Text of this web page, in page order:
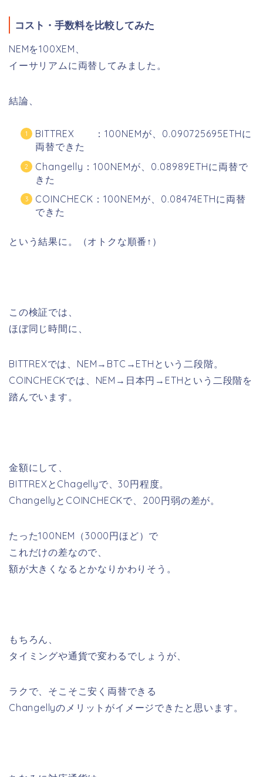
コスト・手数料を比較してみた
NEMを100XEM、
イーサリアムに両替してみました。
結論、
BITTREX ：100NEMが、0.090725695ETHに
両替できた
Changelly：100NEMが、0.08989ETHに両替で
きた
COINCHECK：100NEMが、0.08474ETHに両替
できた
という結果に。（オトクな順番↑）
この検証では、
ほぼ同じ時間に、
BITTREXでは、NEM→BTC→ETHという二段階。
COINCHECKでは、NEM→日本円→ETHという二段階を
踏んでいます。
金額にして、
BITTREXとChagellyで、30円程度。
ChangellyとCOINCHECKで、200円弱の差が。
たった100NEM（3000円ほど）で
これだけの差なので、
額が大きくなるとかなりかわりそう。
もちろん、
タイミングや通貨で変わるでしょうが、
ラクで、そこそこ安く両替できる
Changellyのメリットがイメージできたと思います。